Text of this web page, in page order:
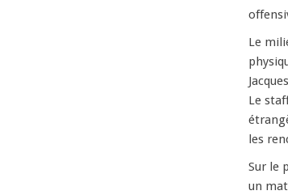
Le
Le
les
Sur le
un